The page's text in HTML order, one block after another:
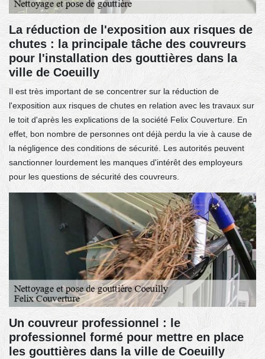
La réduction de l'exposition aux risques de
chutes : la principale tâche des couvreurs
pour l'installation des gouttières dans la
ville de Coeuilly
Il est très important de se concentrer sur la réduction de
l'exposition aux risques de chutes en relation avec les travaux sur
le toit d'après les explications de la société Felix Couverture. En
effet, bon nombre de personnes ont déjà perdu la vie à cause de
la négligence des conditions de sécurité. Les autorités peuvent
sanctionner lourdement les manques d'intérêt des employeurs
pour les questions de sécurité des couvreurs.
Un couvreur professionnel : le
professionnel formé pour mettre en place
les gouttières dans la ville de Coeuilly